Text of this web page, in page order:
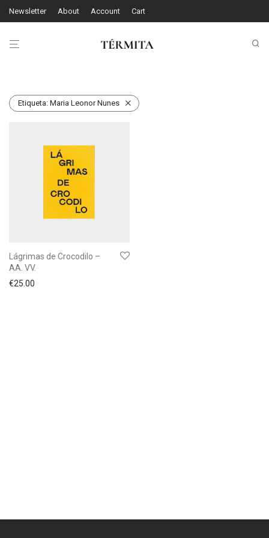
Newsletter About Account Cart
Etiqueta: Maria Leonor Nunes
Lágrimas de Crocodilo –
AA. VV.
€25.00